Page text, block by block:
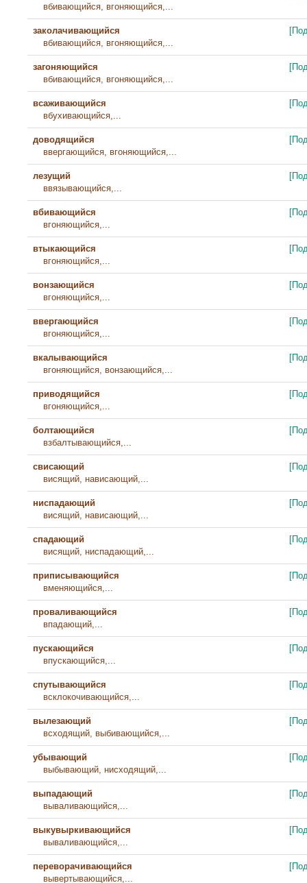
вбивающийся, вгоняющийся,...
заколачивающийся
вбивающийся, вгоняющийся,...
загоняющийся
вбивающийся, вгоняющийся,...
всаживающийся
вбухивающийся,...
доводящийся
ввергающийся, вгоняющийся,...
лезущий
ввязывающийся,...
вбивающийся
вгоняющийся,...
втыкающийся
вгоняющийся,...
вонзающийся
вгоняющийся,...
ввергающийся
вгоняющийся,...
вкалывающийся
вгоняющийся, вонзающийся,...
приводящийся
вгоняющийся,...
болтающийся
взбалтывающийся,...
свисающий
висящий, нависающий,...
ниспадающий
висящий, нависающий,...
спадающий
висящий, ниспадающий,...
приписывающийся
вменяющийся,...
проваливающийся
впадающий,...
пускающийся
впускающийся,...
спутывающийся
всклокочивающийся,...
вылезающий
всходящий, выбивающийся,...
убывающий
выбывающий, нисходящий,...
выпадающий
вываливающийся,...
выкувыркивающийся
вываливающийся,...
переворачивающийся
вывертывающийся,...